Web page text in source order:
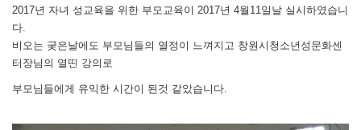
2017년 자녀 성교육을 위한 부모교육이 2017년 4월11일날 실시하였습니
다.
비오는 궂은날에도 부모님들의 열정이 느껴지고 창원시청소년성문화센
터장님의 열띤 강의로
부모님들에게 유익한 시간이 된것 같았습니다.